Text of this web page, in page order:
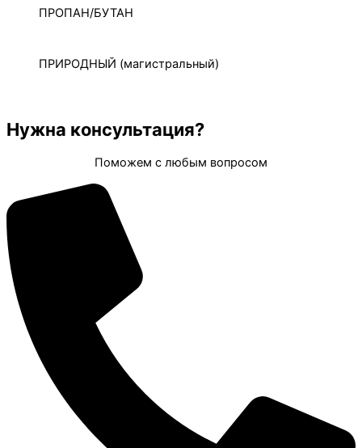
ПРОПАН/БУТАН
ПРИРОДНЫЙ (магистральный)
Нужна консультация?
Поможем с любым вопросом